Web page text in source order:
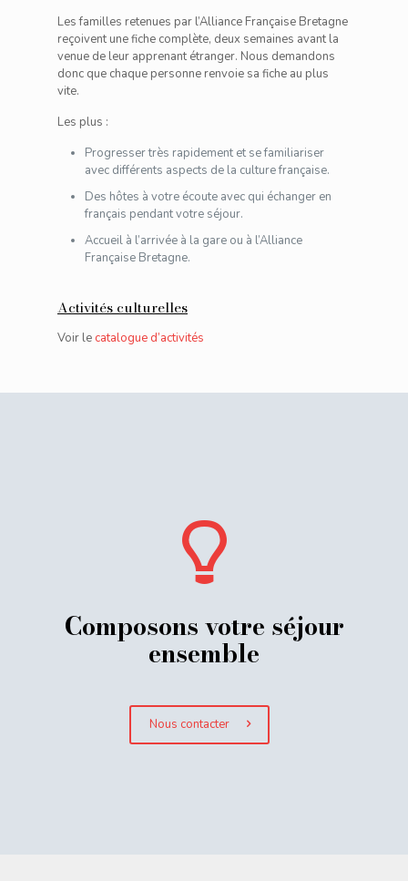
Les familles retenues par l’Alliance Française Bretagne
reçoivent une fiche complète, deux semaines avant la
venue de leur apprenant étranger. Nous demandons
donc que chaque personne renvoie sa fiche au plus
vite.
Les plus :
Progresser très rapidement et se familiariser
avec différents aspects de la culture française.
Des hôtes à votre écoute avec qui échanger en
français pendant votre séjour.
Accueil à l’arrivée à la gare ou à l’Alliance
Française Bretagne.
Activités culturelles
Voir le catalogue d’activités
Composons votre séjour
ensemble
Nous contacter